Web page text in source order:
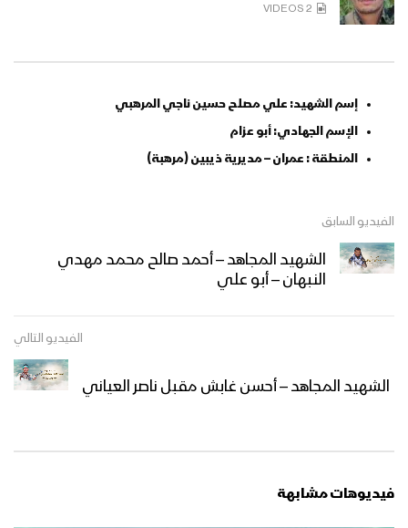
2 VIDEOS
إسم الشهيد: علي مصلح حسين ناجي المرهبي
الإسم الجهادي: أبو عزام
المنطقة : عمران – مديرية ذيبين (مرهبة)
الفيديو السابق
الشهيد المجاهد – أحمد صالح محمد مهدي
النبهان – أبو علي
الفيديو التالي
الشهيد المجاهد – أحسن غابش مقبل ناصر العياني
فيديوهات مشابهة